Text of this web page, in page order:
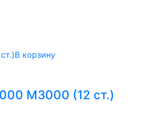
В корзину
M3000 (12 ст.)